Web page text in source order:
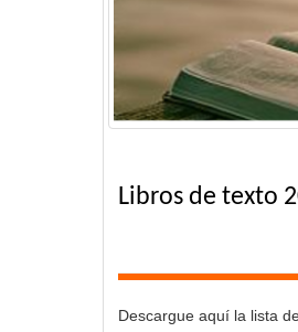
Libros de texto
Descargue aquí la lista